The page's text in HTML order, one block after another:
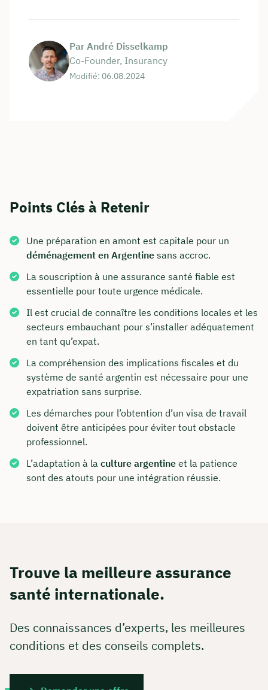
Par André Disselkamp
Co-Founder, Insurancy
Modifié: 06.08.2024
Points Clés à Retenir
Une préparation en amont est capitale pour un
déménagement en Argentine sans accroc.
La souscription à une assurance santé fiable est
essentielle pour toute urgence médicale.
Il est crucial de connaître les conditions locales et les
secteurs embauchant pour s’installer adéquatement
en tant qu’expat.
La compréhension des implications fiscales et du
système de santé argentin est nécessaire pour une
expatriation sans surprise.
Les démarches pour l’obtention d’un visa de travail
doivent être anticipées pour éviter tout obstacle
professionnel.
L’adaptation à la culture argentine et la patience
sont des atouts pour une intégration réussie.
Trouve la meilleure assurance
santé internationale.
Des connaissances d’experts, les meilleures
conditions et des conseils complets.